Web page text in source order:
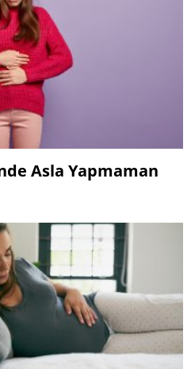
Asla Yapmaman